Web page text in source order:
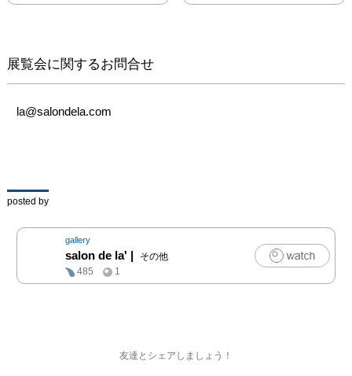
（金）〜7月1日（水）
11:00～19:00 ※最終日は
座1-9-8 奥野ビル601
03-6228-6108
la@salondela.com
https://salondela.com
駅 10番出口より徒歩1分
展覧会に関するお問合せ
la@salondela.com
posted by
gallery
salon de la' |
その他
485
1
友達とシェアしましょう！